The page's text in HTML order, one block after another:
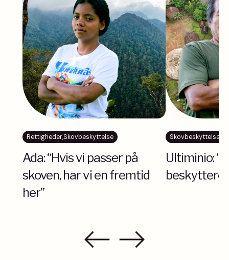
Rettigheder,Skovbeskyttelse
Ada: “Hvis vi passer på
skoven, har vi en fremtid
her”
Skovbeskyttelse
Ultiminio:
beskyttere”